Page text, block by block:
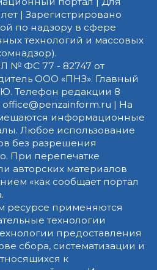
| Зарегистрировано
по надзору в сфере
технологий и массовых
№ ФС 77 - 82747 от
ООО «ПНЗ». Главный
Телефон редакции 8
office@penzainform.ru | На
информационные
Любое использование
без разрешения
При перепечатке
авторских материалов
«как сообщает портал
применяются
технологии
предоставления
сбора, систематизации и
к